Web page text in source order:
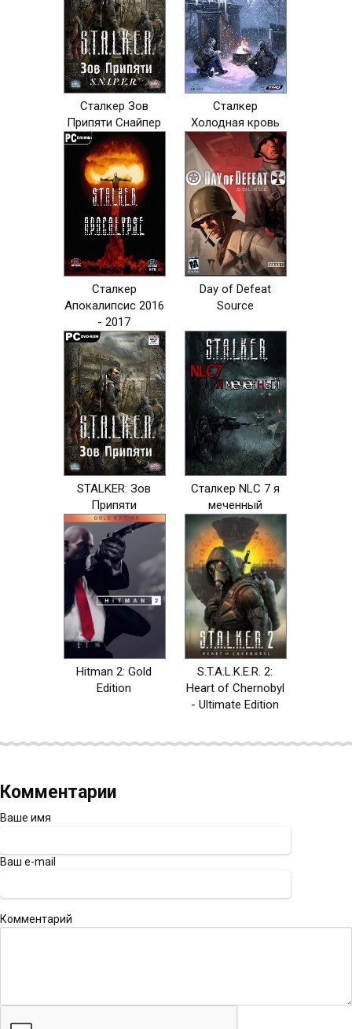
Сталкер Зов
Припяти Снайпер
Сталкер
Холодная кровь
Сталкер
Апокалипсис 2016
- 2017
Day of Defeat
Source
STALKER: Зов
Припяти
Сталкер NLC 7 я
меченный
Hitman 2: Gold
Edition
S.T.A.L.K.E.R. 2:
Heart of Chernobyl
- Ultimate Edition
Комментарии
Ваше имя
Ваш e-mail
Комментарий